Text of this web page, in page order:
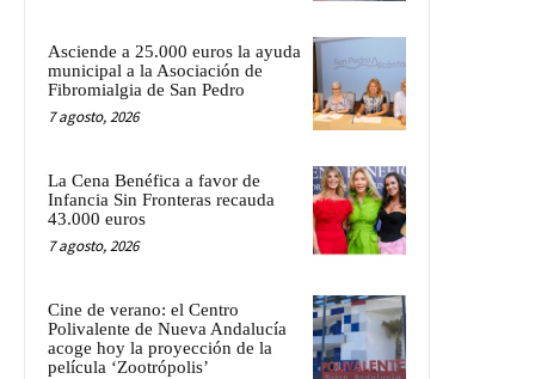
Asciende a 25.000 euros la ayuda
municipal a la Asociación de
Fibromialgia de San Pedro
7 agosto, 2026
La Cena Benéfica a favor de
Infancia Sin Fronteras recauda
43.000 euros
7 agosto, 2026
Cine de verano: el Centro
Polivalente de Nueva Andalucía
acoge hoy la proyección de la
película ‘Zootrópolis’